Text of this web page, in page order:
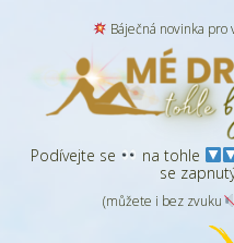
Báječná novinka pro
Podívejte se na tohle
se
(můžete i bez zvuku